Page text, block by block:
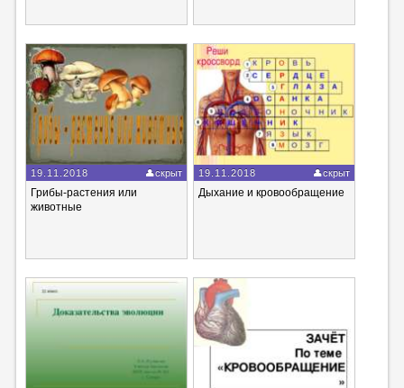
19.11.2018 скрыт
Грибы-растения или
животные
19.11.2018 скрыт
Дыхание и кровообращение